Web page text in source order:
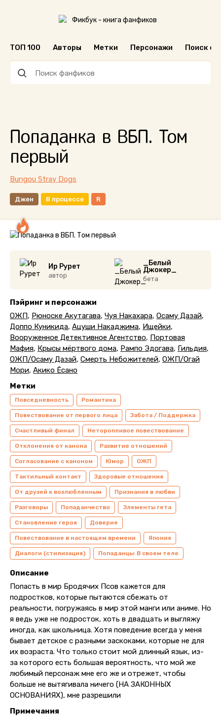
ТОП 100 Авторы Метки Персонажи Поиск
Попаданка в ВБП. Том
первый
Bungou Stray Dogs
Джен В процессе R
Ир Рурет
автор
_Белый
Джокер_
бета
Пэйринг и персонажи
ОЖП, Рюноске Акутагава, Чуя Накахара, Осаму Дазай,
Доппо Куникида, Ацуши Накаджима, Ищейки,
Вооруженное Детективное Агентство, Портовая
Мафия, Крысы мёртвого дома, Рампо Эдогава, Гильдия,
ОЖП/Осаму Дазай, Смерть Небожителей, ОЖП/Огай
Мори, Акико Ёсано
Метки
Повседневность Романтика
Повествование от первого лица Забота / Поддержка
Счастливый финал Неторопливое повествование
Отклонения от канона Развитие отношений
Согласование с каноном Юмор ОЖП
Тактильный контакт Здоровые отношения
От друзей к возлюбленным Признания в любви
Разговоры Попаданчество Элементы гета
Становление героя Доверие
Повествование в настоящем времени Япония
Диалоги (стилизация) Попаданцы: В своем теле
Описание
Попасть в мир Бродячих Псов кажется для
подростков, которые пытаются сбежать от
реальности, погружаясь в мир этой манги или аниме. Но
я ведь уже не подросток, хоть в двадцать и выгляжу
иногда, как школьница. Хотя поведение всегда у меня
бывает детское с разными заскоками, которые не для
их возраста. Что только стоит мой длинный язык, из-
за которого есть большая вероятность, что мой же
любимый персонаж мне его же и отрежет, чтобы
больше не вытягивала ничего (НА ЗАКОННЫХ
ОСНОВАНИЯХ), мне разрешили
Примечания